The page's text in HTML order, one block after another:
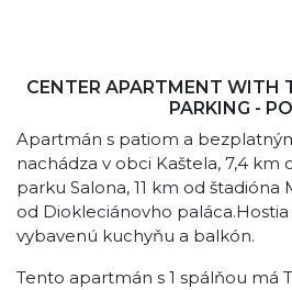
CENTER APARTMENT WITH
PARKING -
Apartmán s patiom a
nachádza v obci Kaštela, 7,4
parku Salona, ​​11 km od štadióna
od Diokleciánovho
vybavenú kuchyňu a balkón.
Tento apartmán s 1 spálňou má